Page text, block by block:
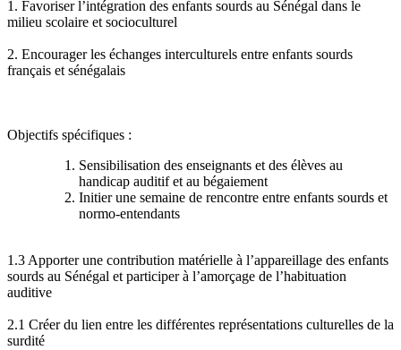
1. Favoriser l’intégration des enfants sourds au Sénégal dans le
milieu scolaire et socioculturel
2. Encourager les échanges interculturels entre enfants sourds
français et sénégalais
Objectifs spécifiques :
Sensibilisation des enseignants et des élèves au
handicap auditif et au bégaiement
Initier une semaine de rencontre entre enfants sourds et
normo-entendants
1.3 Apporter une contribution matérielle à l’appareillage des enfants
sourds au Sénégal et participer à l’amorçage de l’habituation
auditive
2.1 Créer du lien entre les différentes représentations culturelles de la
surdité